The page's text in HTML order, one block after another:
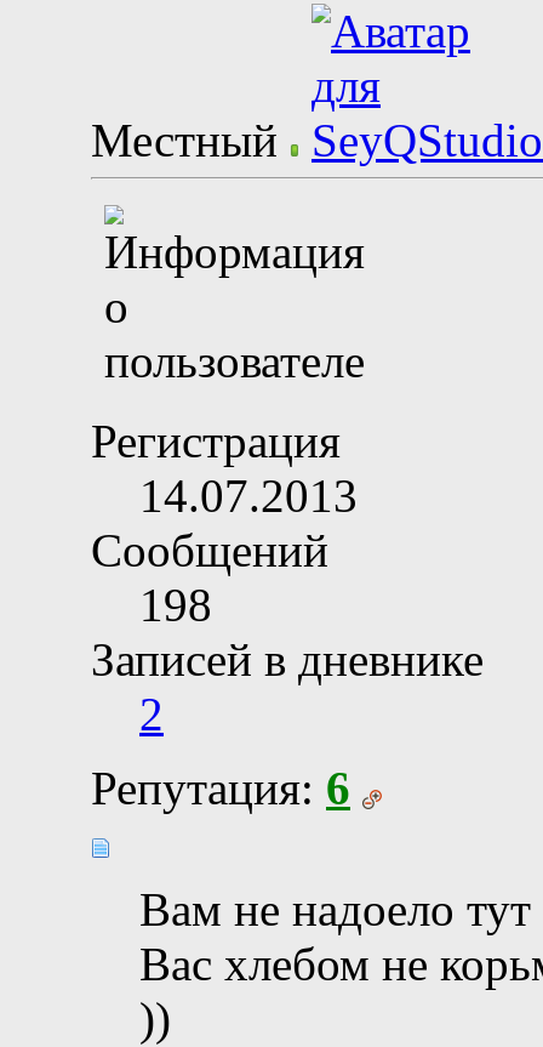
Местный
Регистрация
14.07.2013
Сообщений
198
Записей в дневнике
2
Репутация: 6
Вам не надоело
Вас хлебом не
))